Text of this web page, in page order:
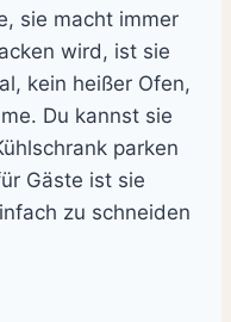
sie macht immer
wird, ist sie
kein heißer Ofen,
Du kannst sie
parken
Gäste ist sie
zu schneiden